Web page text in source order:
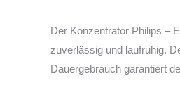
Der Konzentrator Philips –
zuverlässig und laufruhig.
Dauergebrauch garantiert